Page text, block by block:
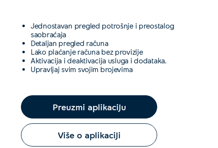
Jednostavan pregled potrošnje i preostalog
saobraćaja
Detaljan pregled računa
Lako plaćanje računa bez provizije
Aktivacija i deaktivacija usluga i dodataka.
Upravljaj svim svojim brojevima
Preuzmi aplikaciju
Više o aplikaciji